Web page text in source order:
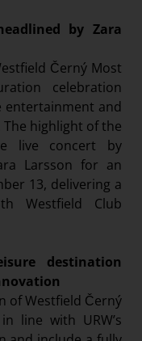
by Zara
Černý Most
celebration
entertainment and
highlight of the
live concert by
Larsson for an
13, delivering a
Westfield Club
destination
of Westfield Černý
line with URW’s